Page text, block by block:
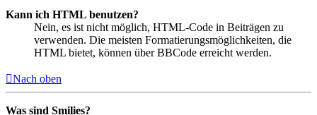
Kann ich HTML benutzen?
Nein, es ist nicht möglich, HTML-Code in Beiträgen zu
verwenden. Die meisten Formatierungsmöglichkeiten, die
HTML bietet, können über BBCode erreicht werden.
Nach oben
Was sind Smilies?